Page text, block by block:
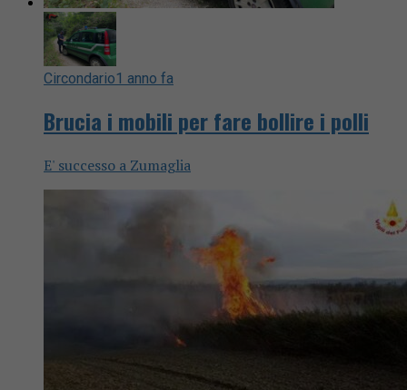
Circondario1 anno fa
Brucia i mobili per fare bollire i polli
E' successo a Zumaglia